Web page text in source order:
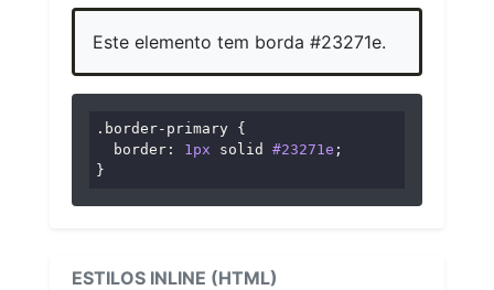
Este elemento tem borda #23271e.
.border-primary {
border : 1px solid #23271e ;
}
ESTILOS INLINE (HTML)